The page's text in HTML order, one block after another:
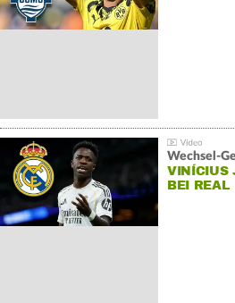
Wechsel-
VINÍCIUS
BEI REAL